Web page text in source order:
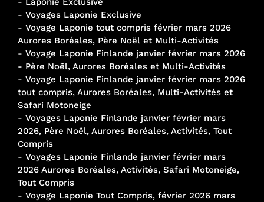
- Voyages Laponie Exclusive
- Voyage Laponie tout compris février mars 2026
Aurores Boréales, Père Noël et Multi-Activités
- Voyage Laponie Finlande janvier février mars 2026
- Père Noël, Aurores Boréales et Multi-Activités
- Voyage Laponie Finlande janvier février mars 2026
tout compris, Aurores Boréales, Multi-Activités et
Safari Motoneige
- Voyages Laponie Finlande janvier février mars
2026, Père Noël, Aurores Boréales, Activités, Tout
Compris
- Voyages Laponie Finlande janvier février mars
2026 Aurores Boréales, Activités, Safari Motoneige,
Tout Compris
- Voyage Laponie Tout Compris, février 2026 mars